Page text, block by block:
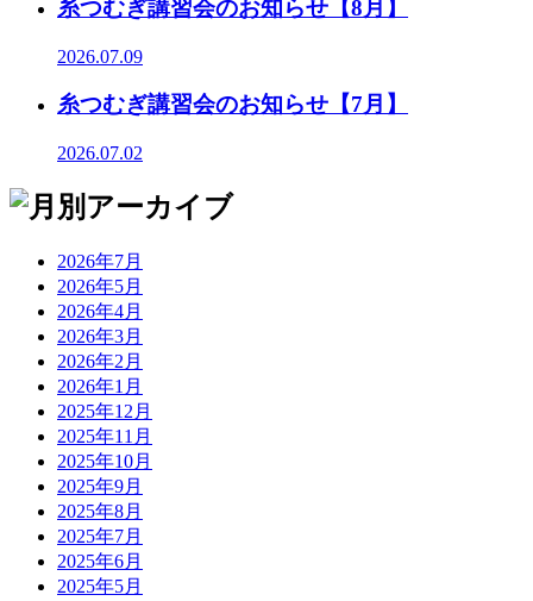
糸つむぎ講習会のお知らせ【8月】
2026.07.09
糸つむぎ講習会のお知らせ【7月】
2026.07.02
2026年7月
2026年5月
2026年4月
2026年3月
2026年2月
2026年1月
2025年12月
2025年11月
2025年10月
2025年9月
2025年8月
2025年7月
2025年6月
2025年5月